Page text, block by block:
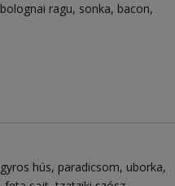
bolognai ragu sonka bacon
gyros hús paradicsom uborka